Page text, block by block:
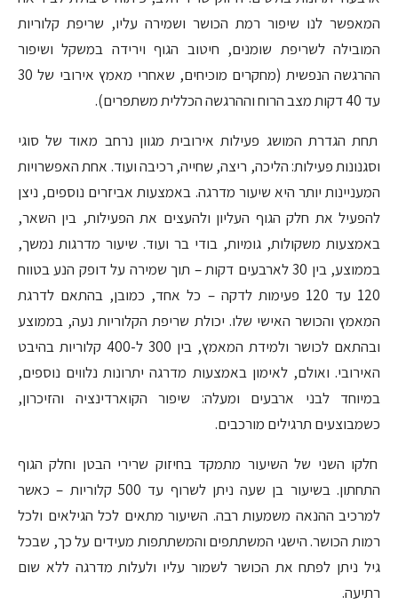
המאפשר לנו שיפור רמת הכושר ושמירה עליו, שריפת קלוריות
המובילה לשריפת שומנים, חיטוב הגוף וירידה במשקל ושיפור
ההרגשה הנפשית (מחקרים מוכיחים, שאחרי מאמץ אירובי של 30
עד 40 דקות מצב הרוח וההרגשה הכללית משתפרים).
תחת הגדרת המושג פעילות אירובית מגוון נרחב מאוד של סוגי
וסגנונות פעילות: הליכה, ריצה, שחייה, רכיבה ועוד. אחת האפשרויות
המעניינות יותר היא שיעור מדרגה. באמצעות אביזרים נוספים, ניצן
להפעיל את חלק הגוף העליון ולהעצים את הפעילות, בין השאר,
באמצעות משקולות, גומיות, בודי בר ועוד. שיעור מדרגות נמשך,
בממוצע, בין 30 לארבעים דקות – תוך שמירה על דופק הנע בטווח
120 עד 120 פעימות לדקה – כל אחד, כמובן, בהתאם לדרגת
המאמץ והכושר האישי שלו. יכולת שריפת הקלוריות נעה, בממוצע
ובהתאם לכושר ולמידת המאמץ, בין 300 ל-400 קלוריות בהיבט
האירובי. ואולם, לאימון באמצעות מדרגה יתרונות נלווים נוספים,
במיוחד לבני ארבעים ומעלה: שיפור הקוארדינציה והזיכרון,
כשמבוצעים תרגילים מורכבים.
חלקו השני של השיעור מתמקד בחיזוק שרירי הבטן וחלק הגוף
התחתון. בשיעור בן שעה ניתן לשרוף עד 500 קלוריות – כאשר
למרכיב ההנאה משמעות רבה. השיעור מתאים לכל הגילאים ולכל
רמות הכושר. הישגי המשתתפים והמשתתפות מעידים על כך, שבכל
גיל ניתן לפתח את הכושר לשמור עליו ולעלות מדרגה ללא שום
רתיעה.